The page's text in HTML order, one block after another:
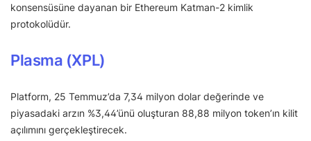
konsensüsüne dayanan bir Ethereum Katman-2 kimlik
protokolüdür.
Plasma (XPL)
Platform, 25 Temmuz’da 7,34 milyon dolar değerinde ve
piyasadaki arzın %3,44’ünü oluşturan 88,88 milyon token’ın kilit
açılımını gerçekleştirecek.